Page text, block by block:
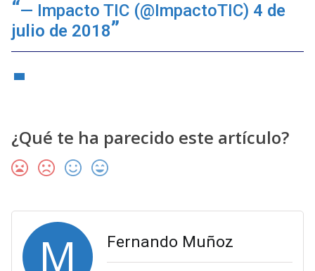
— Impacto TIC (@ImpactoTIC) 4 de
julio de 2018
¿Qué te ha parecido este artículo?
M Fernando Muñoz